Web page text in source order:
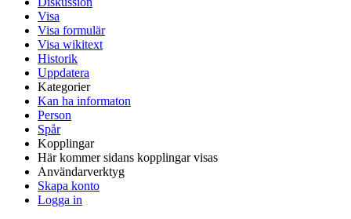
Visa
Visa formulär
Visa wikitext
Historik
Uppdatera
Kategorier
Kan ha informaton
Person
Spår
Kopplingar
Här kommer sidans kopplingar visas
Användarverktyg
Skapa konto
Logga in